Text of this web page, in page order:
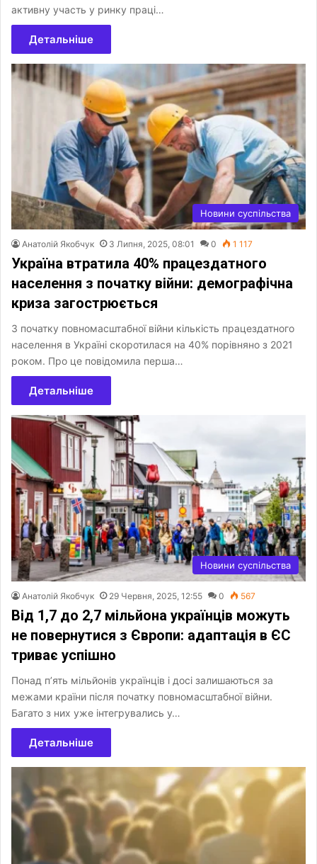
активну участь у ринку праці…
Детальніше
Новини суспільства
Анатолій Якобчук 3 Липня, 2025, 08:01 0 1 117
Україна втратила 40% працездатного
населення з початку війни: демографічна
криза загострюється
З початку повномасштабної війни кількість працездатного
населення в Україні скоротилася на 40% порівняно з 2021
роком. Про це повідомила перша…
Детальніше
Новини суспільства
Анатолій Якобчук 29 Червня, 2025, 12:55 0 567
Від 1,7 до 2,7 мільйона українців можуть
не повернутися з Європи: адаптація в ЄС
триває успішно
Понад п’ять мільйонів українців і досі залишаються за
межами країни після початку повномасштабної війни.
Багато з них уже інтегрувались у…
Детальніше